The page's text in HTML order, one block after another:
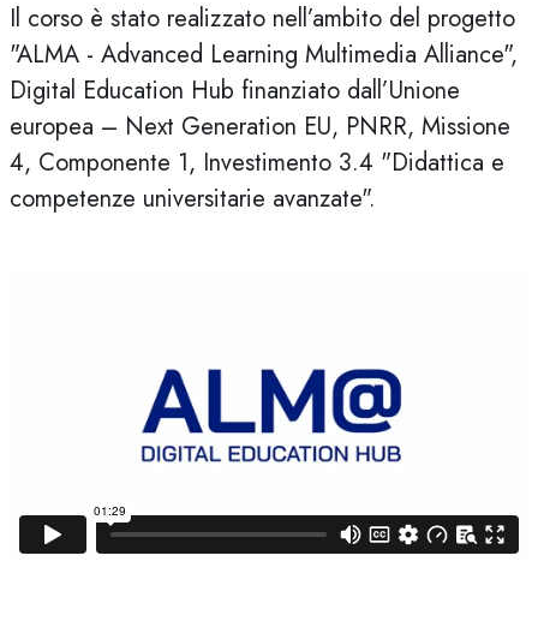
Il corso è stato realizzato nell’ambito del progetto
"ALMA - Advanced Learning Multimedia Alliance",
Digital Education Hub finanziato dall’Unione
europea – Next Generation EU, PNRR, Missione
4, Componente 1, Investimento 3.4 "Didattica e
competenze universitarie avanzate".